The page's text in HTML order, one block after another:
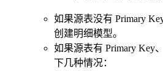
如果源表没有 Primary
创建明细模型。
如果源表有 Primary Key
下几种情况：